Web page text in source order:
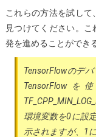
これらの方法を試し
見つけてください。
発を進めることができ
TensorFlowのデ
TensorFlow
環境変数を0に設
示されますが、1